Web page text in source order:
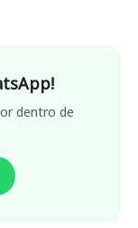
dentro de